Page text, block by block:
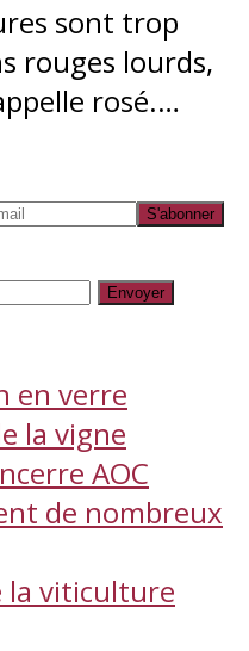
sont trop
rouges lourds,
rosé.…
S'abonner
Envoyer
en verre
la vigne
AOC
de nombreux
la viticulture